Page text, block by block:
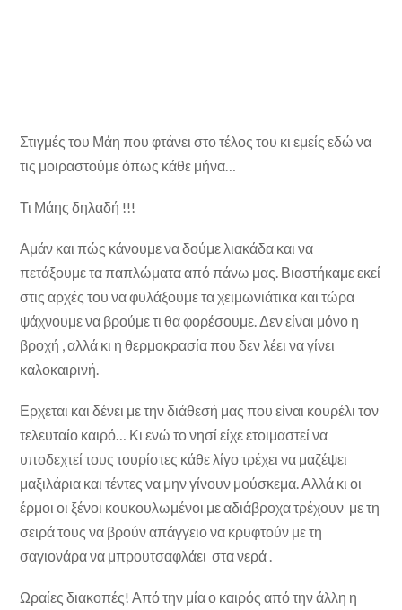
Στιγμές του Μάη που φτάνει στο τέλος του κι εμείς εδώ να
τις μοιραστούμε όπως κάθε μήνα…
Τι Μάης δηλαδή !!!
Αμάν και πώς κάνουμε να δούμε λιακάδα και να
πετάξουμε τα παπλώματα από πάνω μας. Βιαστήκαμε εκεί
στις αρχές του να φυλάξουμε τα χειμωνιάτικα και τώρα
ψάχνουμε να βρούμε τι θα φορέσουμε. Δεν είναι μόνο η
βροχή , αλλά κι η θερμοκρασία που δεν λέει να γίνει
καλοκαιρινή.
Ερχεται και δένει με την διάθεσή μας που είναι κουρέλι τον
τελευταίο καιρό… Κι ενώ το νησί είχε ετοιμαστεί να
υποδεχτεί τους τουρίστες κάθε λίγο τρέχει να μαζέψει
μαξιλάρια και τέντες να μην γίνουν μούσκεμα. Αλλά κι οι
έρμοι οι ξένοι κουκουλωμένοι με αδιάβροχα τρέχουν με τη
σειρά τους να βρούν απάγγειο να κρυφτούν με τη
σαγιονάρα να μπρουτσαφλάει στα νερά .
Ωραίες διακοπές! Από την μία ο καιρός από την άλλη η